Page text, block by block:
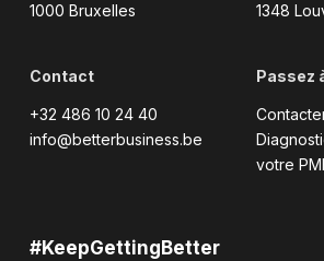
1000 Bruxelles
1348
Contact
+32 486 10 24 40
info@betterbusiness.be
Passez
votre
#KeepGettingBetter